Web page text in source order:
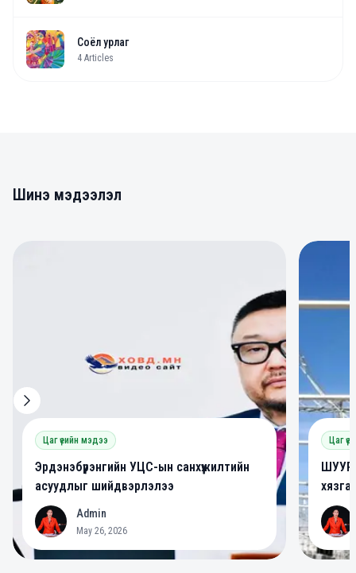
Соёл урлаг
4 Articles
Шинэ мэдээлэл
Цаг үеийн мэдээ
Эрдэнэбүрэнгийн УЦС-ын санхүүжилтийн
асуудлыг шийдвэрлэлээ
A Admin
May 26, 2026
Цаг
A